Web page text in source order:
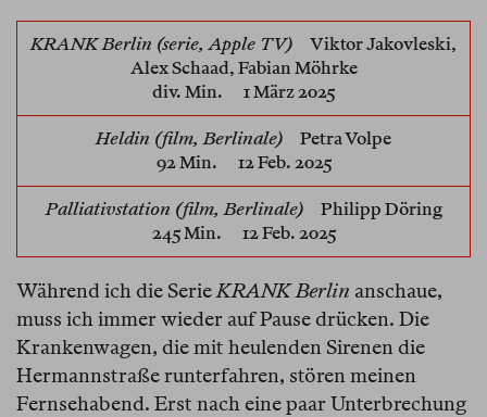
KRANK Berlin (serie, Apple TV)
Viktor Jakovleski,
Alex Schaad, Fabian Möhrke
div. Min. 1 März 2025
Heldin (film, Berlinale)
Petra Volpe
92 Min. 12 Feb. 2025
Palliativstation (film, Berlinale)
Philipp Döring
245 Min. 12 Feb. 2025
Während ich die SerieKRANK Berlin anschaue,
muss ich immer wieder auf Pause drücken. Die
Krankenwagen, die mit heulenden Sirenen die
Hermannstraße runterfahren, stören meinen
Fernsehabend. Erst nach eine paar Unterbrechung